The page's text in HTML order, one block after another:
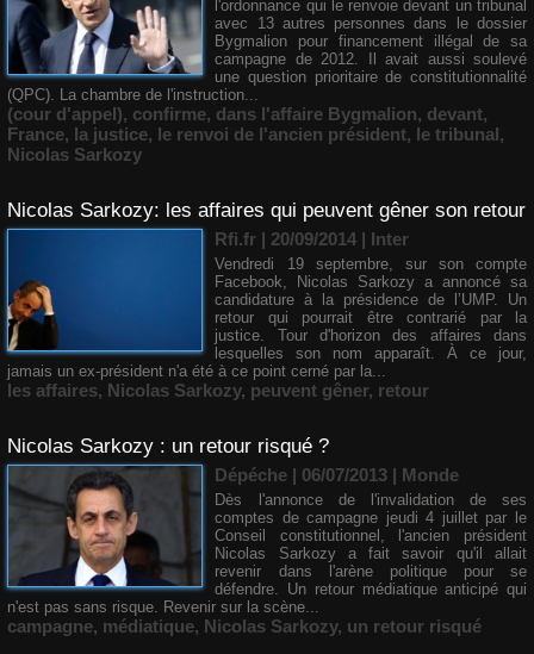
l'ordonnance qui le renvoie devant un tribunal
avec 13 autres personnes dans le dossier
Bygmalion pour financement illégal de sa
campagne de 2012. Il avait aussi soulevé
une question prioritaire de constitutionnalité
(QPC). La chambre de l'instruction...
(cour d'appel), confirme, dans l'affaire Bygmalion, devant,
France, la justice, le renvoi de l'ancien président, le tribunal,
Nicolas Sarkozy
Nicolas Sarkozy: les affaires qui peuvent gêner son retour
Rfi.fr | 20/09/2014 | Inter
Vendredi 19 septembre, sur son compte
Facebook, Nicolas Sarkozy a annoncé sa
candidature à la présidence de l’UMP. Un
retour qui pourrait être contrarié par la
justice. Tour d'horizon des affaires dans
lesquelles son nom apparaît. À ce jour,
jamais un ex-président n'a été à ce point cerné par la...
les affaires, Nicolas Sarkozy, peuvent gêner, retour
Nicolas Sarkozy : un retour risqué ?
Dépéche | 06/07/2013 | Monde
Dès l'annonce de l'invalidation de ses
comptes de campagne jeudi 4 juillet par le
Conseil constitutionnel, l'ancien président
Nicolas Sarkozy a fait savoir qu'il allait
revenir dans l'arène politique pour se
défendre. Un retour médiatique anticipé qui
n'est pas sans risque. Revenir sur la scène...
campagne, médiatique, Nicolas Sarkozy, un retour risqué